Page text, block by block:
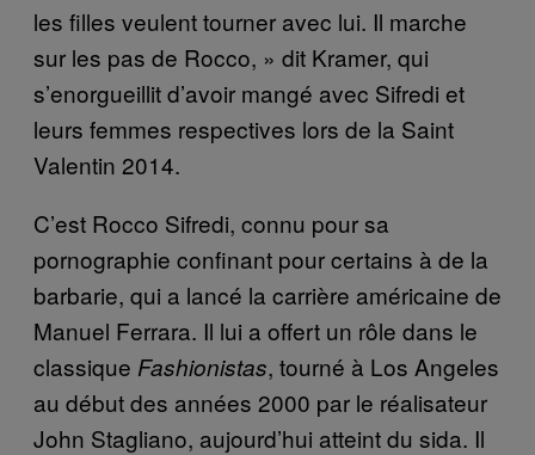
les filles veulent tourner avec lui. Il marche
sur les pas de Rocco, » dit Kramer, qui
s’enorgueillit d’avoir mangé avec Sifredi et
leurs femmes respectives lors de la Saint
Valentin 2014.
C’est Rocco Sifredi, connu pour sa
pornographie confinant pour certains à de la
barbarie, qui a lancé la carrière américaine de
Manuel Ferrara. Il lui a offert un rôle dans le
classique Fashionistas, tourné à Los Angeles
au début des années 2000 par le réalisateur
John Stagliano, aujourd’hui atteint du sida. Il